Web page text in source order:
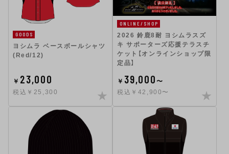
GOODS
ヨシムラ ベースボールシャツ
(Red/12)
￥ 23,000
税込￥25,300
ONLINE/SHOP
2026 鈴鹿8耐 ヨシムラスズ
キ サポーターズ応援テラスチ
ケット【オンラインショップ限
定品】
￥ 39,000〜
税込￥42,900〜